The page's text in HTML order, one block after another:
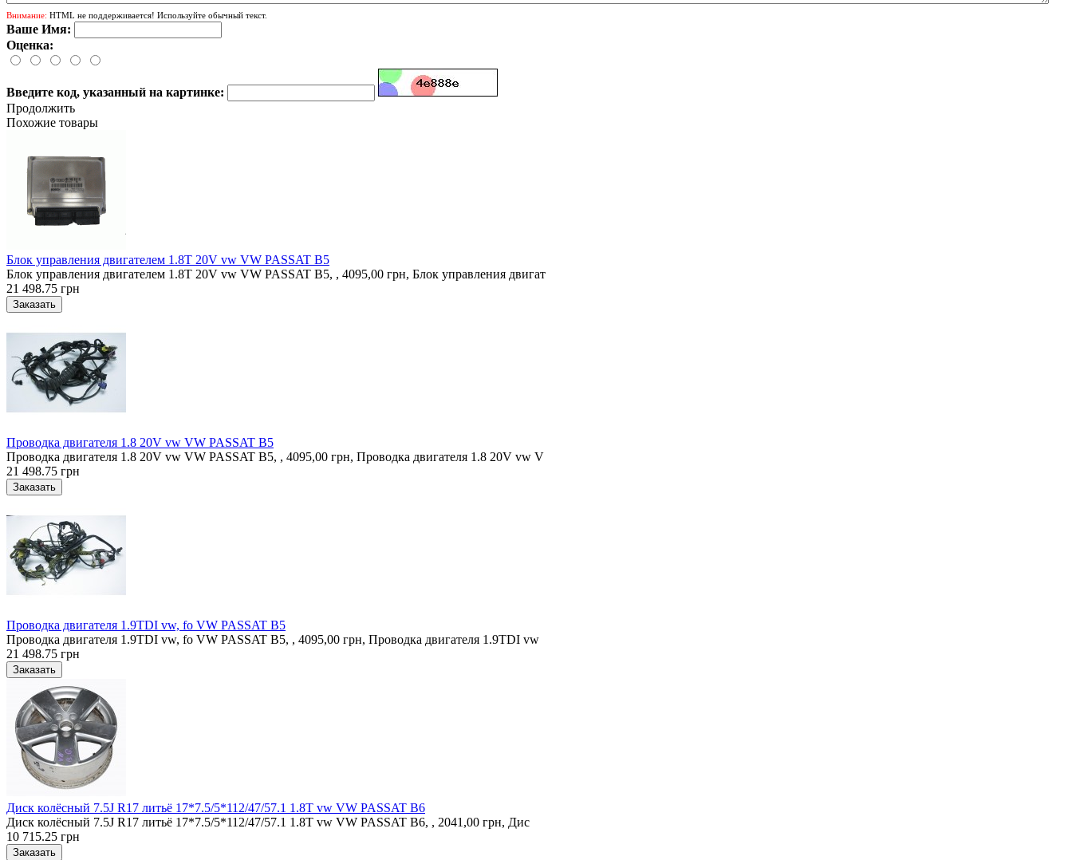
Внимание: HTML не поддерживается! Используйте обычный текст.
Ваше Имя:
Оценка:
Введите код, указанный на картинке:
Продолжить
Похожие товары
Блок управления двигателем 1.8T 20V vw VW PASSAT B5
Блок управления двигателем 1.8T 20V vw VW PASSAT B5, , 4095,00 грн, Блок управления двигат
21 498.75 грн
Проводка двигателя 1.8 20V vw VW PASSAT B5
Проводка двигателя 1.8 20V vw VW PASSAT B5, , 4095,00 грн, Проводка двигателя 1.8 20V vw V
21 498.75 грн
Проводка двигателя 1.9TDI vw, fo VW PASSAT B5
Проводка двигателя 1.9TDI vw, fo VW PASSAT B5, , 4095,00 грн, Проводка двигателя 1.9TDI vw
21 498.75 грн
Диск колёсный 7.5J R17 литьё 17*7.5/5*112/47/57.1 1.8T vw VW PASSAT B6
Диск колёсный 7.5J R17 литьё 17*7.5/5*112/47/57.1 1.8T vw VW PASSAT B6, , 2041,00 грн, Дис
10 715.25 грн